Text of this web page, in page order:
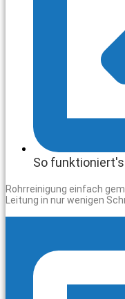
So funktioniert's
Rohrreinigung einfach
Leitung in nur wenigen